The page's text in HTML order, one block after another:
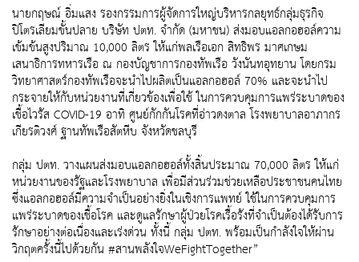
นายกฤษณ์ อิ่มแสง รองกรรมการผู้จัดการใหญ่บริหารกลยุทธ์กลุ่มธุรกิจ
ปิโตรเลียมขั้นปลาย บริษัท ปตท. จำกัด (มหาชน) ส่งมอบแอลกอฮอล์ความ
เข้มข้นสูงปริมาณ 10,000 ลิตร ให้แก่พลเรือเอก สิทธิพร มาศเกษม
เสนาธิการทหารเรือ ณ กองบัญชาการกองทัพเรือ วังนันทอุทยาน โดยกรม
วิทยาศาสตร์กองทัพเรือจะนำไปผลิตเป็นแอลกอฮอล์ 70% และจะนำไป
กระจายให้กับหน่วยงานที่เกี่ยวข้องเพื่อใช้ ในการควบคุมการแพร่ระบาดของ
เชื้อไวรัส COVID-19 อาทิ ศูนย์กักกันโรคที่อ่าวดงตาล โรงพยาบาลอาภากร
เกียรติวงศ์ ฐานทัพเรือสัตหีบ จังหวัดชลบุรี
กลุ่ม ปตท. วางแผนส่งมอบแอลกอฮอล์ทั้งสิ้นประมาณ 70,000 ลิตร ให้แก่
หน่วยงานของรัฐและโรงพยาบาล เพื่อมีส่วนร่วมช่วยเหลือประชาชนคนไทย
ซึ่งแอลกอฮอล์มีความจำเป็นอย่างยิ่งในเชิงการแพทย์ ใช้ในการควบคุมการ
แพร่ระบาดของเชื้อโรค และดูแลรักษาผู้ป่วยโรคเรื้อรังที่จำเป็นต้องได้รับการ
รักษาอย่างต่อเนื่องและเร่งด่วน ทั้งนี้ กลุ่ม ปตท. พร้อมเป็นกำลังใจให้ผ่าน
วิกฤตครั้งนี้ไปด้วยกัน #สานพลังใจWeFightTogether”